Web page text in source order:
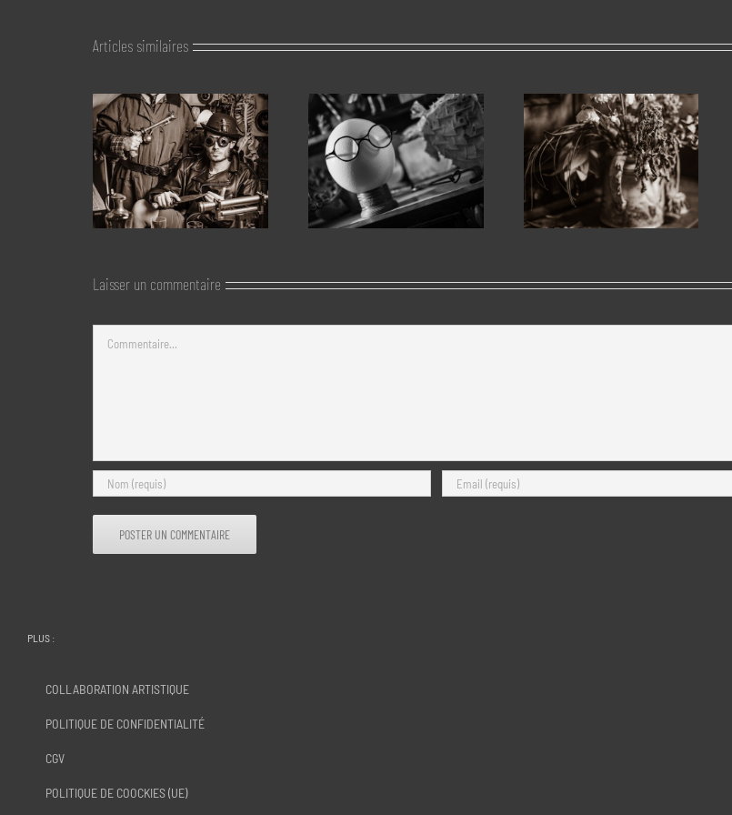
Articles similaires
Laisser un commentaire
PLUS :
COLLABORATION ARTISTIQUE
POLITIQUE DE CONFIDENTIALITÉ
CGV
POLITIQUE DE COOCKIES (UE)